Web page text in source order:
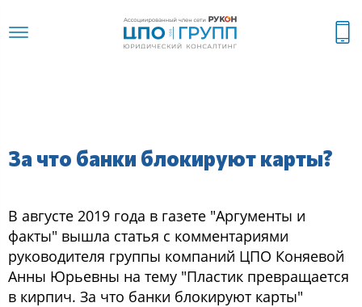
За что банки блокируют карты?
В августе 2019 года в газете "Аргументы и
факты" вышла статья с комментариями
руководителя группы компаний ЦПО Коняевой
Анны Юрьевны на тему "Пластик превращается
в кирпич. За что банки блокируют карты"